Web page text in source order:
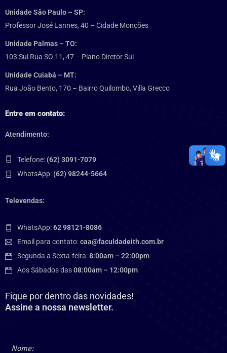
Unidade São Paulo – SP:
Professor José Lannes, 40 – Cidade Monções
Unidade Palmas – TO:
103 Sul Rua SO 11, 47 – Plano Diretor Sul
Unidade Cuiabá – MT:
Rua João Bento, 170 – Bairro Quilombo, Villa Grecco
Entre em contato:
Atendimento:
Telefone: (62) 3091-7079
WhatsApp: (62) 98244-5664
Televendas:
WhatsApp:62 98121-8086
Email para contato:caa@faculdadeith.com.br
Segunda a Sexta-feira:8:00am – 22:00pm
Aos Sábados das08:00am – 12:00pm
Fique por dentro das novidades!
Assine a nossa newsletter.